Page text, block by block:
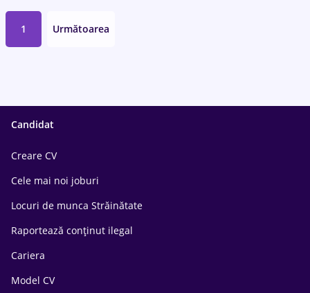
1 Următoarea
Candidat
Creare CV
Cele mai noi joburi
Locuri de munca Străinătate
Raportează conținut ilegal
Cariera
Model CV